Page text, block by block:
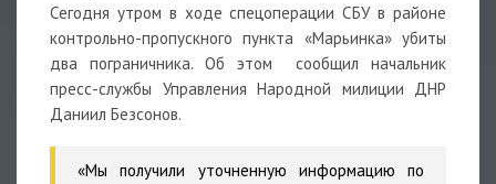
Сегодня утром в ходе спецоперации СБУ в районе
контрольно-пропускного пункта «Марьинка» убиты
два пограничника. Об этом сообщил начальник
пресс-службы Управления Народной милиции ДНР
Даниил Безсонов.
«Мы получили уточненную информацию по